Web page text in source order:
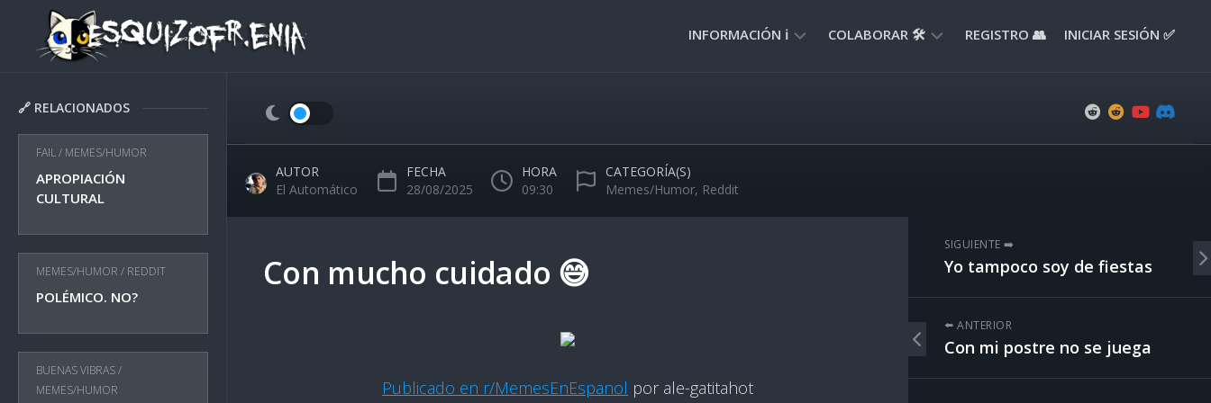
content
INFORMACIÓN ℹ️
NORMAS
USO
🚸
COLABORAR 🛠️ REGISTRO 👥 INICIAR SESIÓN ✅
🔗 RELACIONADOS
FAIL/ MEMES/HUMOR
APROPIACIÓN
CULTURAL
MEMES/HUMOR / REDDIT
POLÉMICO. NO?
BUENAS VIBRAS/
MEMES/HUMOR
AUTOR
El Automático
FECHA
28/08/2025
HORA
09:30
CATEGORÍA(S)
Memes/Humor, Reddit
Con mucho cuidado 😅
Publicado en r/MemesEnEspanol por ale-gatitahot
SIGUIENTE ➡️
Yo tampoco soy de fiestas
⬅️ ANTERIOR
Con mi postre no se juega